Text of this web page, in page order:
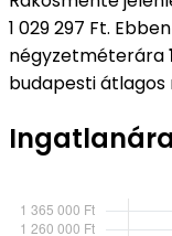
1 029 297 Ft.
négyzetméterára
budapesti